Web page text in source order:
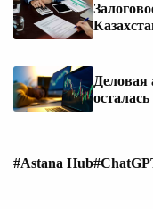
Деловая
#Astana Hub